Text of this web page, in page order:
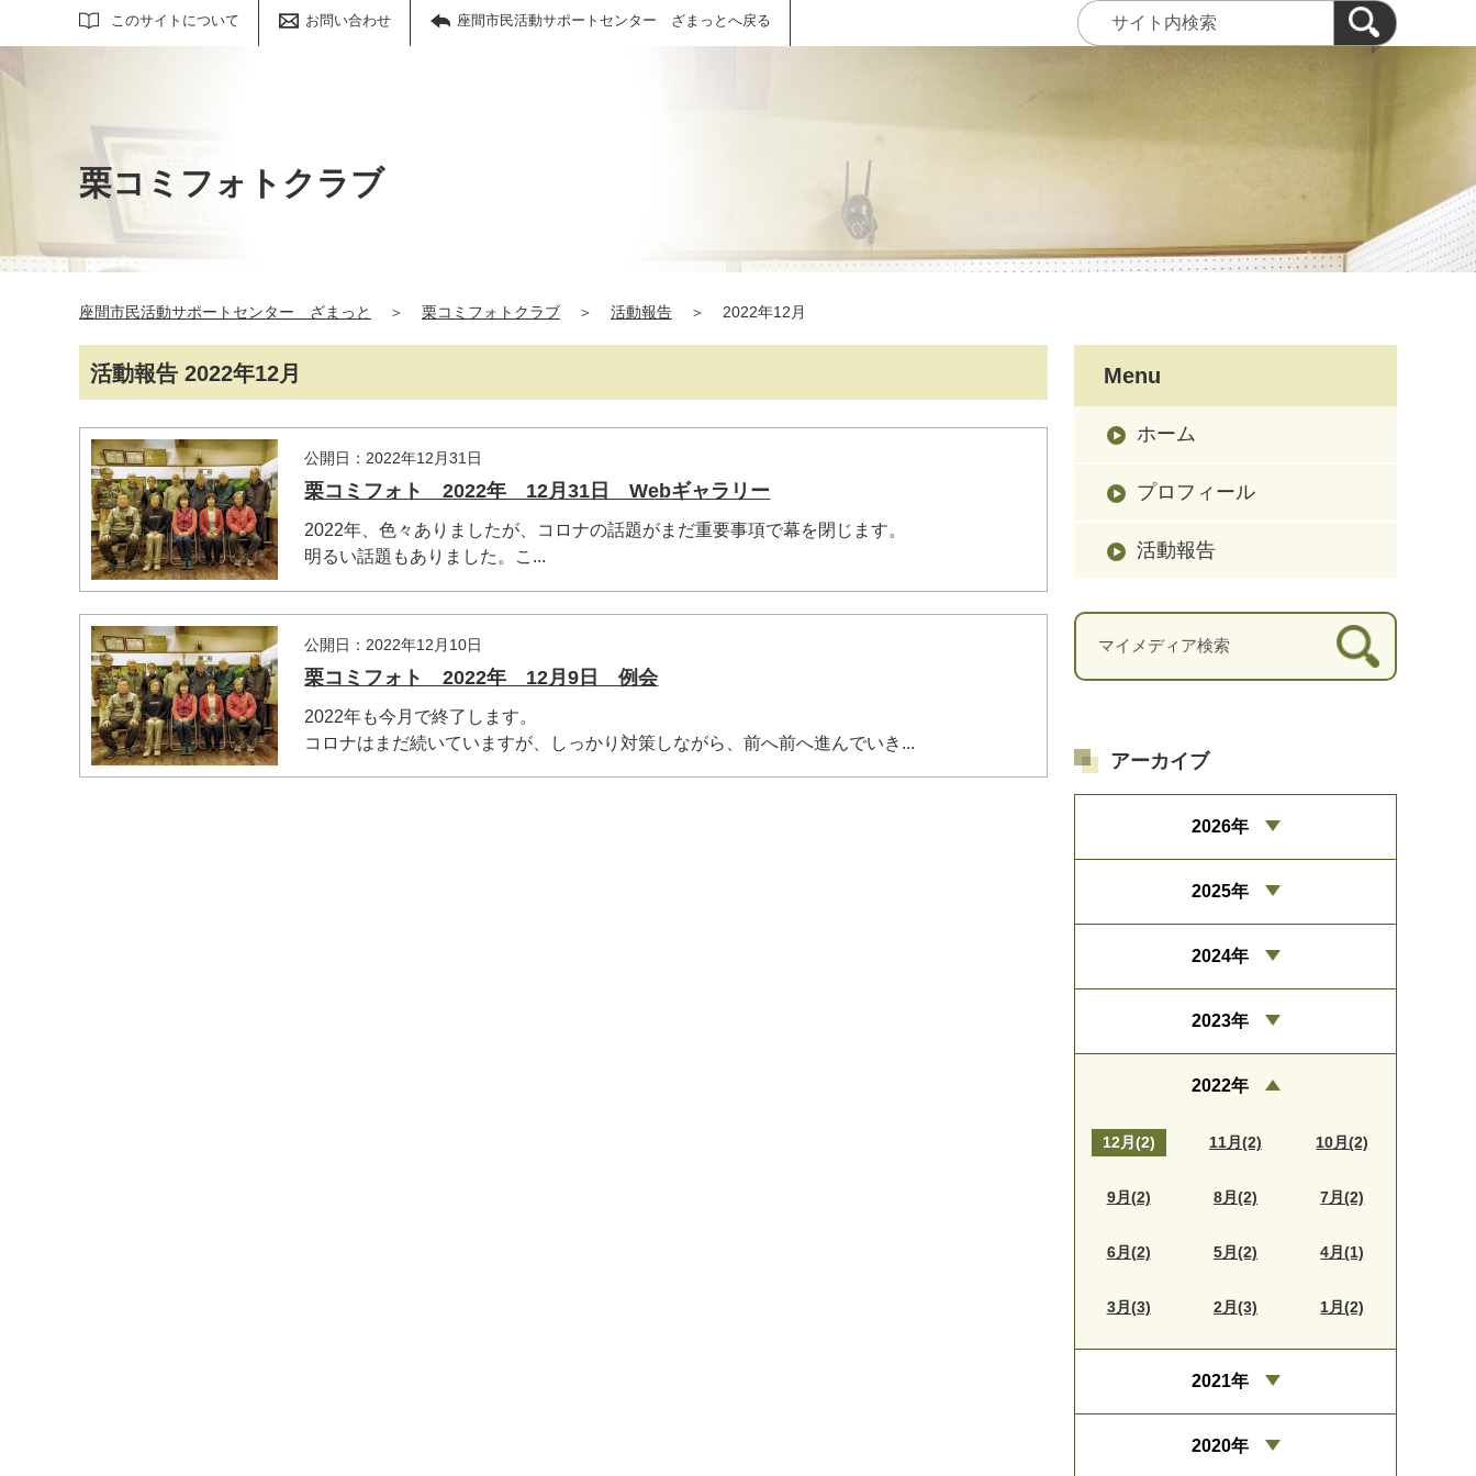
このサイトについて お問い合わせ 座間市民活動サポートセンター ざまっとへ戻る
サイト内検索
栗コミフォトクラブ
座間市民活動サポートセンター ざまっと ＞ 栗コミフォトクラブ ＞ 活動報告 ＞ 2022年12月
活動報告 2022年12月
公開日：2022年12月31日
栗コミフォト 2022年 12月31日 Webギャラリー
2022年、色々ありましたが、コロナの話題がまだ重要事項で幕を閉じます。
明るい話題もありました。こ...
公開日：2022年12月10日
栗コミフォト 2022年 12月9日 例会
2022年も今月で終了します。
コロナはまだ続いていますが、しっかり対策しながら、前へ前へ進んでいき...
Menu
ホーム
プロフィール
活動報告
マイメディア検索
アーカイブ
2026年
2025年
2024年
2023年
2022年
12月(2) 11月(2) 10月(2)
9月(2) 8月(2) 7月(2)
6月(2) 5月(2) 4月(1)
3月(3) 2月(3) 1月(2)
2021年
2020年